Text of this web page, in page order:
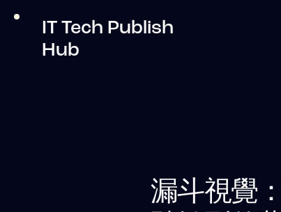
IT Tech Publish
Hub
漏斗視覺